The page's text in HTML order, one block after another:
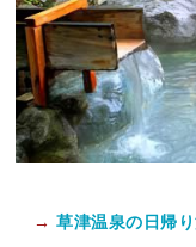
→ 草津温泉の日帰